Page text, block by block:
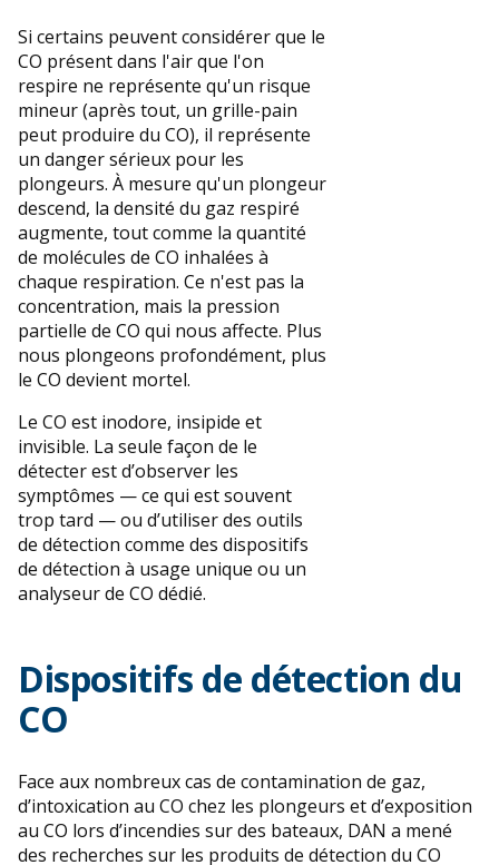
Si certains peuvent considérer que le
CO présent dans l'air que l'on
respire ne représente qu'un risque
mineur (après tout, un grille-pain
peut produire du CO), il représente
un danger sérieux pour les
plongeurs. À mesure qu'un plongeur
descend, la densité du gaz respiré
augmente, tout comme la quantité
de molécules de CO inhalées à
chaque respiration. Ce n'est pas la
concentration, mais la pression
partielle de CO qui nous affecte. Plus
nous plongeons profondément, plus
le CO devient mortel.
Le CO est inodore, insipide et
invisible. La seule façon de le
détecter est d’observer les
symptômes — ce qui est souvent
trop tard — ou d’utiliser des outils
de détection comme des dispositifs
de détection à usage unique ou un
analyseur de CO dédié.
Dispositifs de détection du
CO
Face aux nombreux cas de contamination de gaz,
d’intoxication au CO chez les plongeurs et d’exposition
au CO lors d’incendies sur des bateaux, DAN a mené
des recherches sur les produits de détection du CO